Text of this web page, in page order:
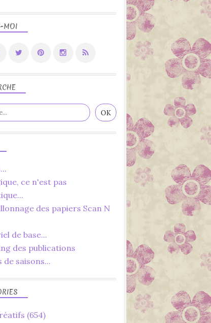
APERÇU
FAIT MAIN
FAIT MAISON
MOI
ce n'est pas
des papiers Scan N
de base...
des publications
saisons...
(654)